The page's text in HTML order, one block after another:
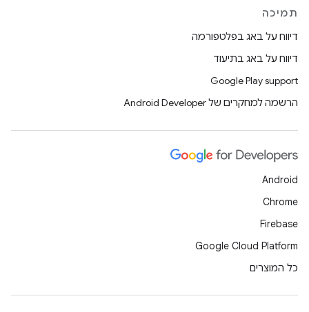
תמיכה
דיווח על באג בפלטפורמה
דיווח על באג בתיעוד
Google Play support
הרשמה למחקרים של Android Developer
Android
Chrome
Firebase
Google Cloud Platform
כל המוצרים